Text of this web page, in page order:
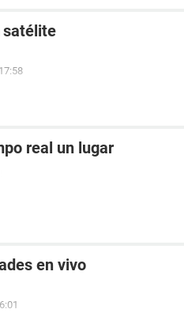
satélite
real un lugar
en vivo